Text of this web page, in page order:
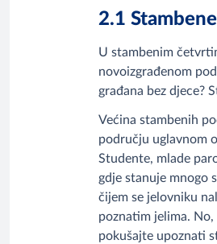
2.1
U stambenim
novoizgrađenom
građana bez djece?
Većina stambenih
području uglavnom
Studente, mlade
gdje stanuje mnogo
čijem se jelovniku
poznatim jelima.
pokušajte upoznati